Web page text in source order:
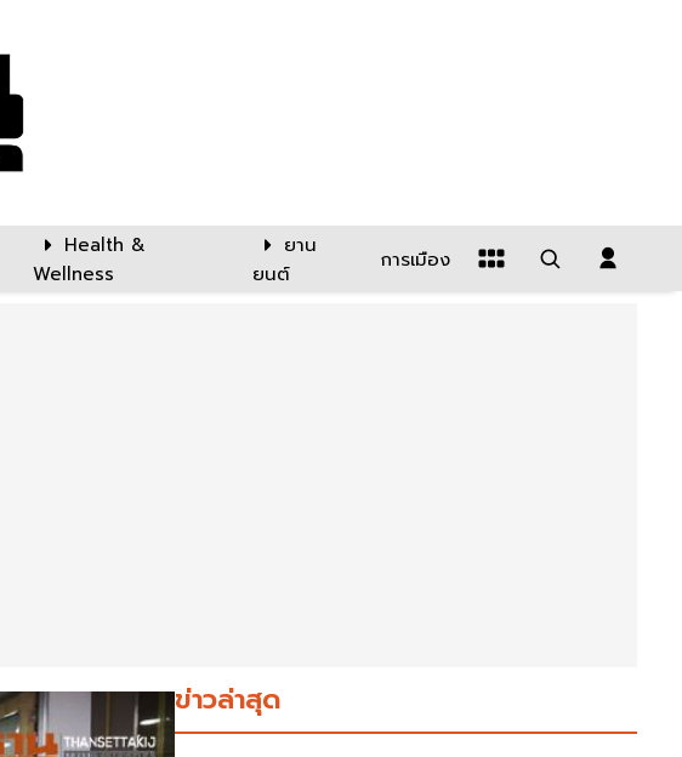
Health &
Wellness
ยาน
ยนต์
การเมือง
ข่าวล่าสุด